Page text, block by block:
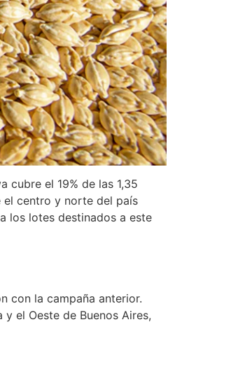
cubre el 19% de las 1,35
el centro y norte del país
los lotes destinados a este
con la campaña anterior.
el Oeste de Buenos Aires,